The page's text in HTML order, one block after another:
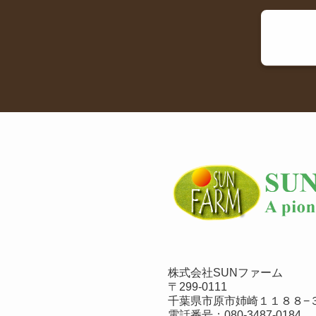
株式会社SUNファーム
〒299-0111
千葉県市原市姉崎１１８８−